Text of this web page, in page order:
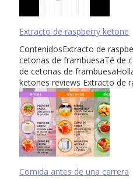
Extracto de raspberry ketone
ContenidosExtracto de
cetonas de frambuesaTé de
de cetonas de
ketones reviews Extracto de
Comida antes de una carrera